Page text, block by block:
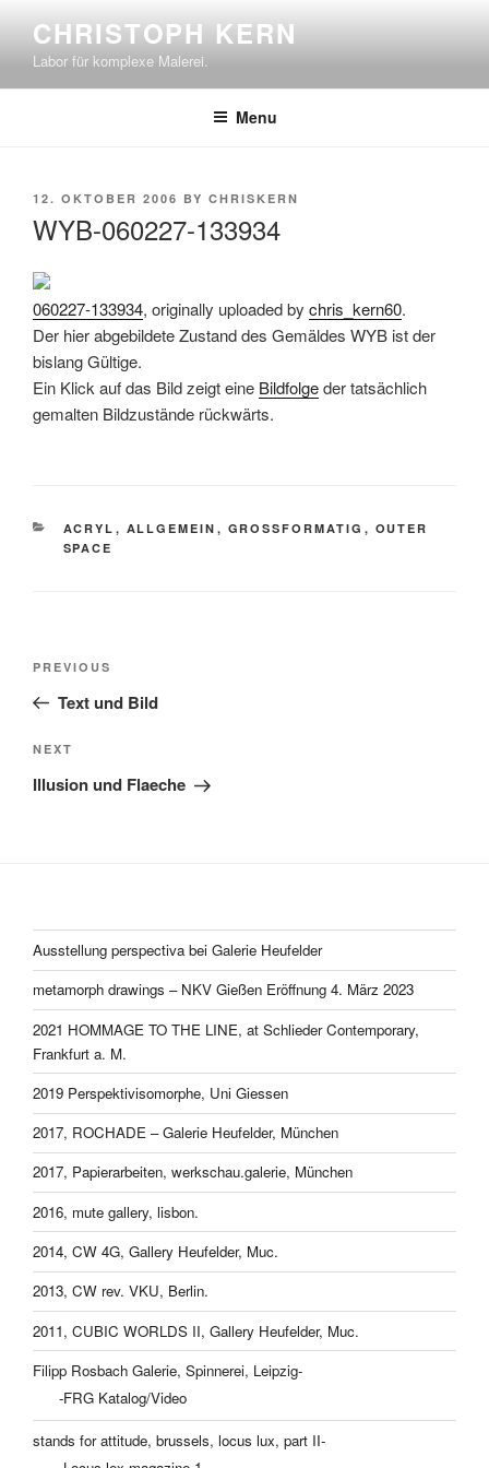
content
CHRISTOPH KERN
Labor für komplexe Malerei.
Menu
POSTED
12. OKTOBER 2006 BY CHRISKERN
WYB-060227-133934
060227-133934, originally uploaded by chris_kern60.
Der hier abgebildete Zustand des Gemäldes WYB ist der
bislang Gültige.
Ein Klick auf das Bild zeigt eine Bildfolgeder tatsächlich
gemalten Bildzustände rückwärts.
CATEGORIES
ACRYL , ALLGEMEIN , GROSSFORMATIG , OUTER
SPACE
Previous
Post
PREVIOUS
Text und Bild
Next
Post
NEXT
Illusion und Flaeche
Ausstellung perspectiva bei Galerie Heufelder
metamorph drawings – NKV Gießen Eröffnung 4. März 2023
2021 HOMMAGE TO THE LINE, at Schlieder Contemporary,
Frankfurt a. M.
2019 Perspektivisomorphe, Uni Giessen
2017, ROCHADE – Galerie Heufelder, München
2017, Papierarbeiten, werkschau.galerie, München
2016, mute gallery, lisbon.
2014, CW 4G, Gallery Heufelder, Muc.
2013, CW rev. VKU, Berlin.
2011, CUBIC WORLDS II, Gallery Heufelder, Muc.
Filipp Rosbach Galerie, Spinnerei, Leipzig-
-FRG Katalog/Video
stands for attitude, brussels, locus lux, part II-